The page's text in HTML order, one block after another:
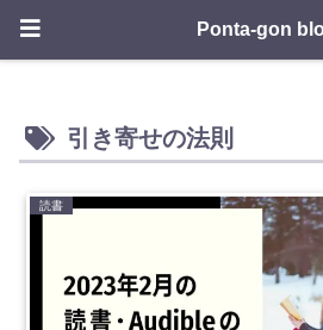
引き寄せの法則
読書
Ponta-gon